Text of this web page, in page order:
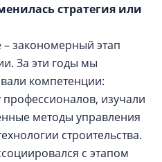
стратегия или
закономерный этап
За эти годы мы
компетенции:
изучали
методы управления
строительства.
с этапом